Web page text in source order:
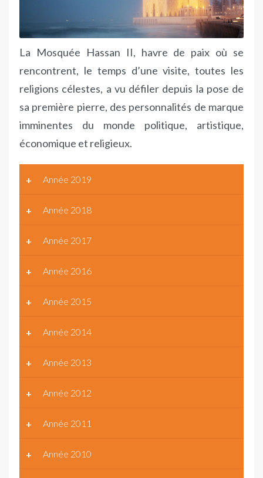
La Mosquée Hassan II, havre de paix où se
rencontrent, le temps d’une visite, toutes les
religions célestes, a vu défiler depuis la pose de
sa première pierre, des personnalités de marque
imminentes du monde politique, artistique,
économique et religieux.
Année 2019
Année 2018
Année 2017
Année 2016
Année 2015
Année 2014
Année 2013
Année 2012
Année 2011
Année 2010